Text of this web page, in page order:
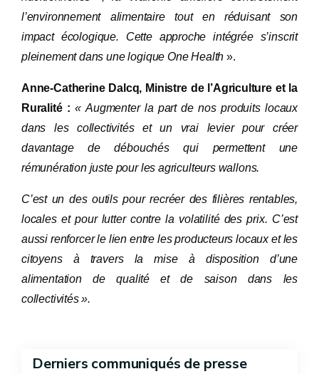
l’environnement alimentaire tout en réduisant son
impact écologique. Cette approche intégrée s’inscrit
pleinement dans une logique One Health ».
Anne-Catherine Dalcq, Ministre de l’Agriculture et la
Ruralité :«Augmenter la part de nos produits locaux
dans les collectivités et un vrai levier pour créer
davantage de débouchés qui permettent une
rémunération juste pour les agriculteurs wallons.
C’est un des outils pour recréer des filières rentables,
locales et pour lutter contre la volatilité des prix. C’est
aussi renforcer le lien entre les producteurs locaux et les
citoyens à travers la mise à disposition d’une
alimentation de qualité et de saison dans les
collectivités ».
Derniers communiqués de presse